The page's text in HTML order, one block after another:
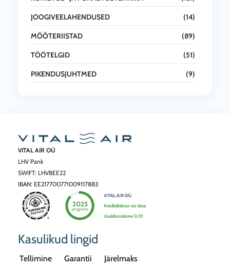
JOOGIVEELAHENDUSED (14)
MÕÕTERIISTAD (89)
TÖÖTELGID (51)
PIKENDUSJUHTMED (9)
VITAL AIR OÜ
LHV Pank
SWIFT: LHVBEE22
IBAN: EE217700771009117883
Kasulikud lingid
Tellimine Garantii Järelmaks